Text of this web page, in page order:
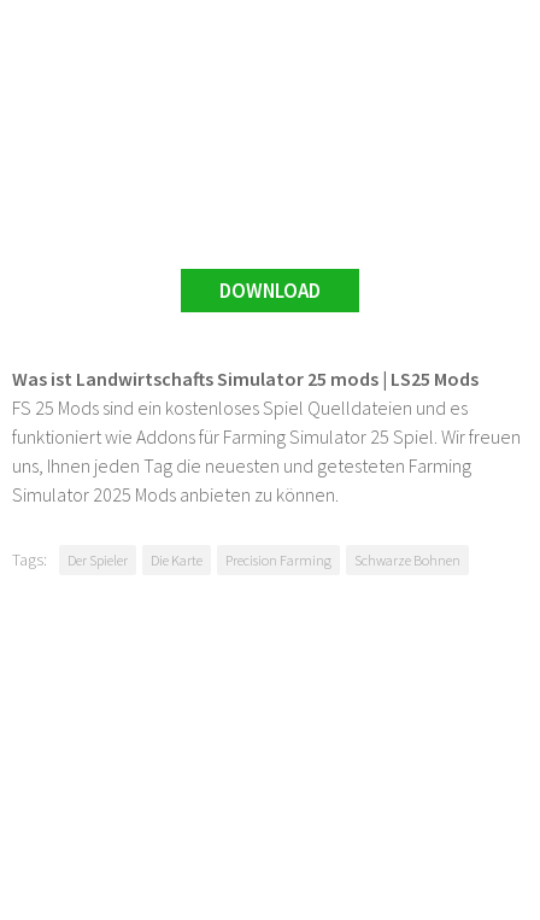
DOWNLOAD
Was ist Landwirtschafts Simulator 25 mods | LS25 Mods
FS 25 Mods sind ein kostenloses Spiel Quelldateien und es
funktioniert wie Addons für Farming Simulator 25 Spiel. Wir freuen
uns, Ihnen jeden Tag die neuesten und getesteten Farming
Simulator 2025 Mods anbieten zu können.
Tags: Der Spieler Die Karte Precision Farming Schwarze Bohnen